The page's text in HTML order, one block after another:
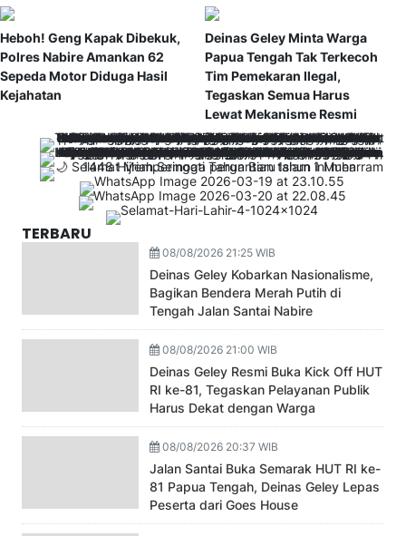
Heboh! Geng Kapak Dibekuk,
Polres Nabire Amankan 62
Sepeda Motor Diduga Hasil
Kejahatan
Deinas Geley Minta Warga
Papua Tengah Tak Terkecoh
Tim Pemekaran Ilegal,
Tegaskan Semua Harus
Lewat Mekanisme Resmi
TERBARU
08/08/2026 21:25 WIB
Deinas Geley Kobarkan Nasionalisme,
Bagikan Bendera Merah Putih di
Tengah Jalan Santai Nabire
08/08/2026 21:00 WIB
Deinas Geley Resmi Buka Kick Off HUT
RI ke-81, Tegaskan Pelayanan Publik
Harus Dekat dengan Warga
08/08/2026 20:37 WIB
Jalan Santai Buka Semarak HUT RI ke-
81 Papua Tengah, Deinas Geley Lepas
Peserta dari Goes House